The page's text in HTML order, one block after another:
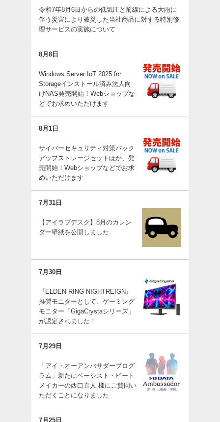
令和7年8月6日からの低気圧と前線による大雨に
伴う災害により被災した当社商品に対する特別修
理サービスの実施について
8月8日
Windows Server IoT 2025 for
Storageインストール済み法人向
けNAS発売開始！Webショップな
どでお求めいただけます
8月1日
サイバーセキュリティ対策バック
アップストレージセットほか、発
売開始！Webショップなどでお求
めいただけます
7月31日
【アイラブデスク】8月のカレン
ダー壁紙を公開しました
7月30日
『ELDEN RING NIGHTREIGN』
推奨モニターとして、ゲーミング
モニター「GigaCrystaシリーズ」
が認定されました！
7月29日
「アイ・オーアンバサダープログ
ラム」新たにベーシスト・ビート
メイカーの西口直人 様にご賛同い
ただくことになりました
7月25日